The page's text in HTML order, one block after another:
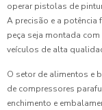
operar pistolas de
A precisão e a potência
peça seja montada
veículos de alta
O setor de alimentos e
de compressores
enchimento e